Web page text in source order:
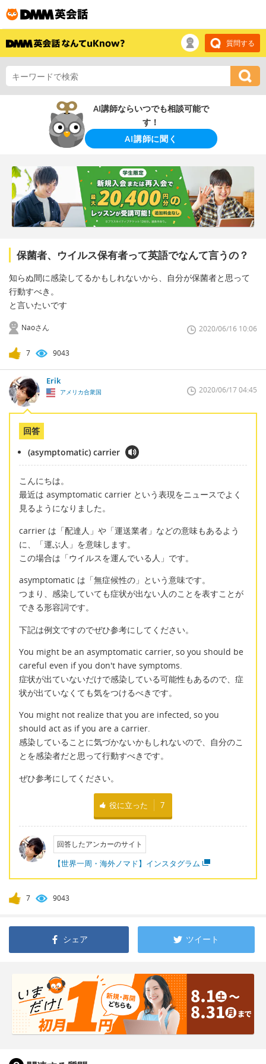
質問する
AI講師ならいつでも相談可能で
す！
AI講師に聞く
保菌者、ウイルス保有者って英語でなんて言うの？
知らぬ間に感染してるかもしれないから、自分が保菌者と思って
行動すべき。
と言いたいです
Naoさん 2020/06/16 10:06
7 9043
Erik
アメリカ合衆国 2020/06/17 04:45
回答
(asymptomatic) carrier
こんにちは。
最近は asymptomatic carrier という表現をニュースでよく
見るようになりました。
carrier は「配達人」や「運送業者」などの意味もあるよう
に、「運ぶ人」を意味します。
この場合は「ウイルスを運んでいる人」です。
asymptomatic は「無症候性の」という意味です。
つまり、感染していても症状が出ない人のことを表すことが
できる形容詞です。
下記は例文ですのでぜひ参考にしてください。
You might be an asymptomatic carrier, so you should be
careful even if you don't have symptoms.
症状が出ていないだけで感染している可能性もあるので、症
状が出ていなくても気をつけるべきです。
You might not realize that you are infected, so you
should act as if you are a carrier.
感染していることに気づかないかもしれないので、自分のこ
とを感染者だと思って行動すべきです。
ぜひ参考にしてください。
役に立った 7
回答したアンカーのサイト
【世界一周・海外ノマド】インスタグラム
7 9043
シェア ツイート